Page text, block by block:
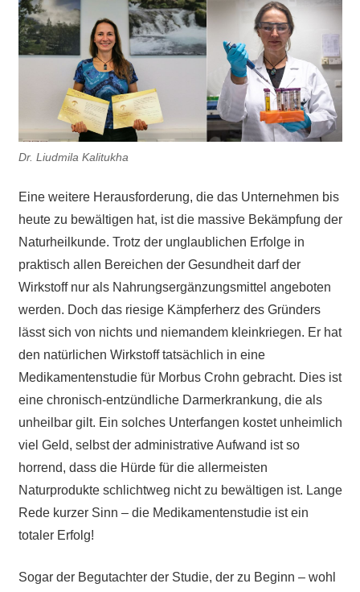
Dr. Liudmila Kalitukha
Eine weitere Herausforderung, die das Unternehmen bis
heute zu bewältigen hat, ist die massive Bekämpfung der
Naturheilkunde. Trotz der unglaublichen Erfolge in
praktisch allen Bereichen der Gesundheit darf der
Wirkstoff nur als Nahrungsergänzungsmittel angeboten
werden. Doch das riesige Kämpferherz des Gründers
lässt sich von nichts und niemandem kleinkriegen. Er hat
den natürlichen Wirkstoff tatsächlich in eine
Medikamentenstudie für Morbus Crohn gebracht. Dies ist
eine chronisch-entzündliche Darmerkrankung, die als
unheilbar gilt. Ein solches Unterfangen kostet unheimlich
viel Geld, selbst der administrative Aufwand ist so
horrend, dass die Hürde für die allermeisten
Naturprodukte schlichtweg nicht zu bewältigen ist. Lange
Rede kurzer Sinn – die Medikamentenstudie ist ein
totaler Erfolg!
Sogar der Begutachter der Studie, der zu Beginn – wohl